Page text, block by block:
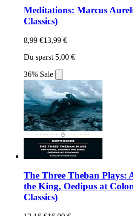
Meditations: Marcus
Classics)
8,99 €13,99 €
Du sparst 5,00 €
36% Sale
The Three Theban Plays:
the King, Oedipus at
Classics)